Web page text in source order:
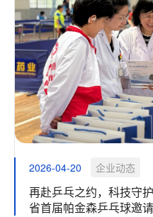
2026-04-20 企业动态
再赴乒乓之约，科技守
省首届帕金森乒乓球邀